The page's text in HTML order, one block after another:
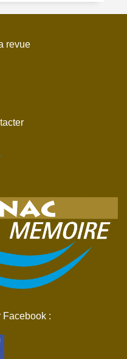
revue
Facebook :